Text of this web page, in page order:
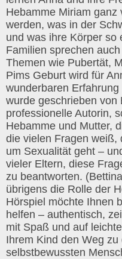
Hebamme Miriam ganz
werden, was in der
und was ihre Körper so
Familien sprechen
Themen wie Pubertät,
Pims Geburt wird für
wunderbaren
wurde geschrieben von
professionelle Autorin,
Hebamme und Mutter,
die vielen Fragen weiß,
um Sexualität geht –
vieler Eltern, diese
zu beantworten.
übrigens die Rolle der
Hörspiel möchte Ihnen
helfen – authentisch,
mit Spaß und auf
Ihrem Kind den Weg
selbstbewussten